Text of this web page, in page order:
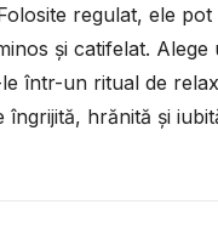
regulat, ele pot
și catifelat.
într-un ritual de
hrănită și